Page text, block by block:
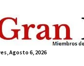
Agosto 6, 2026